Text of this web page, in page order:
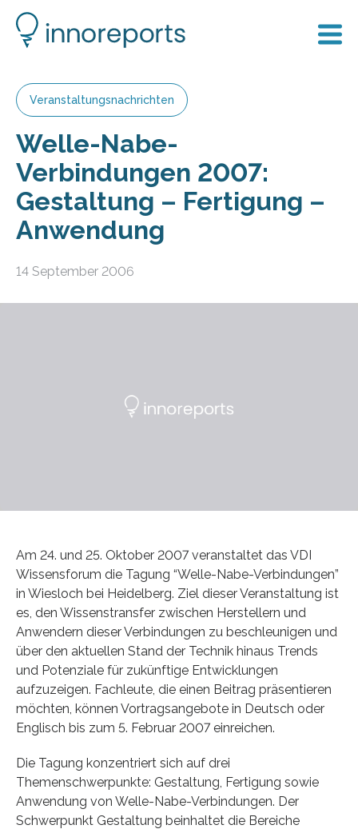
Veranstaltungsnachrichten
Welle-Nabe-
Verbindungen 2007:
Gestaltung – Fertigung –
Anwendung
14 September 2006
Am 24. und 25. Oktober 2007 veranstaltet das VDI
Wissensforum die Tagung “Welle-Nabe-Verbindungen”
in Wiesloch bei Heidelberg. Ziel dieser Veranstaltung ist
es, den Wissenstransfer zwischen Herstellern und
Anwendern dieser Verbindungen zu beschleunigen und
über den aktuellen Stand der Technik hinaus Trends
und Potenziale für zukünftige Entwicklungen
aufzuzeigen. Fachleute, die einen Beitrag präsentieren
möchten, können Vortragsangebote in Deutsch oder
Englisch bis zum 5. Februar 2007 einreichen.
Die Tagung konzentriert sich auf drei
Themenschwerpunkte: Gestaltung, Fertigung sowie
Anwendung von Welle-Nabe-Verbindungen. Der
Schwerpunkt Gestaltung beinhaltet die Bereiche